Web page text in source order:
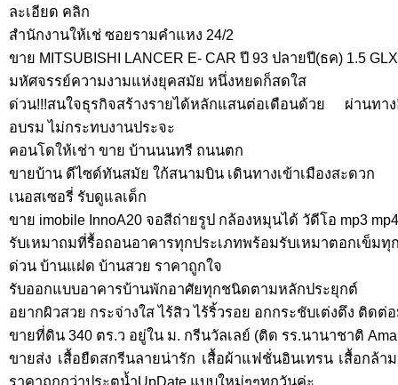
ละเอียด คลิก
สำนักงานให้เช่ ซอยรามคำแหง 24/2
ขาย MITSUBISHI LANCER E- CAR ปี 93 ปลายปี(ธค) 1.5
มหัศจรรย์ความงามแห่งยุคสมัย หนึ่งหยดก็สดใส
ด่วน!!!สนใจธุรกิจสร้างรายได้หลักแสนต่อเดือนด้วย ผ่านท
อบรม ไม่กระทบงานประจะ
คอนโดให้เช่า ขาย บ้านนนทรี ถนนตก
ขายบ้าน ดีไซด์ทันสมัย ใก้สนามบิน เดินทางเข้าเมืองสะดวก
เนอสเซอรี่ รับดูแลเด็ก
ขาย imobile InnoA20 จอสีถ่ายรูป กล้องหมุนได้ วัดีโอ mp3
รับเหมาถมที่รื้อถอนอาคารทุกประเภทพร้อมรับเหมาตอกเข็มทุ
ด่วน บ้านแฝด บ้านสวย ราคาถูกใจ
รับออกแบบอาคารบ้านพักอาศัยทุกชนิดตามหลักประยุกต์
อยากผิวสวย กระจ่างใส ไร้สิว ไร้ริ้วรอย อกกระชับเต่งตึง ติดต่
ขายที่ดิน 340 ตร.ว อยู่ใน ม. กรีนวัลเลย์ (ติด รร.นานาชาติ
ขายส่ง เสื้อยืดสกรีนลายน่ารัก เสื้อผ้าแฟชั่นอินเทรน เสื้อกล้า
ราคาถูกกว่าประตูน้ำUpDate แบบใหม่ๆๆทุกวันค่ะ